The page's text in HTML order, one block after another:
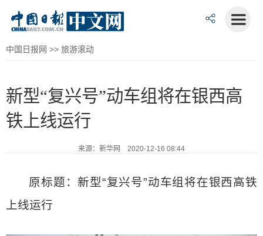
中国日报网 >> 旅游滚动
新型“复兴号”动车组将在银西高
铁上线运行
来源：新华网 2020-12-16 08:44
原标题：新型“复兴号”动车组将在银西高铁
上线运行